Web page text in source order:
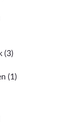
(3)
(1)